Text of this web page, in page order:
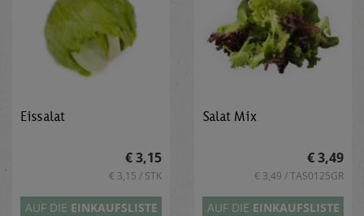
Eissalat
€ 3,15
€ 3,15 / STK
AUF DIE EINKAUFSLISTE
Salat Mix
€ 3,49
€ 3,49 / TAS0125GR
AUF DIE EINKAUFSLISTE